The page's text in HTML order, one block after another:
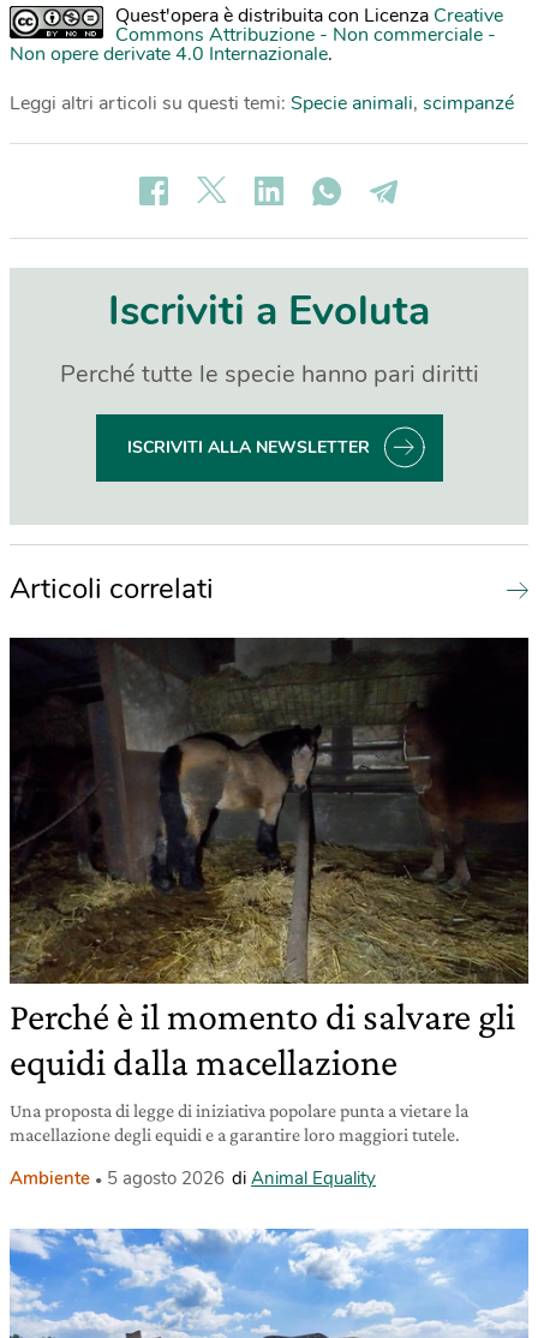
Quest'opera è distribuita con Licenza Creative
Commons Attribuzione - Non commerciale -
Non opere derivate 4.0 Internazionale.
Leggi altri articoli su questi temi: Specie animali, scimpanzé
Iscriviti a Evoluta
Perché tutte le specie hanno pari diritti
ISCRIVITI ALLA NEWSLETTER
Articoli correlati
Perché è il momento di salvare gli
equidi dalla macellazione
Una proposta di legge di iniziativa popolare punta a vietare la
macellazione degli equidi e a garantire loro maggiori tutele.
Ambiente 5 agosto 2026 di Animal Equality